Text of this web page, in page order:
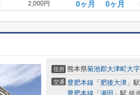
2,000円 0ヶ月 0ヶ月
住所 熊本県菊池郡大津町大
交通 豊肥本線 「 肥後大津 」
豊肥本線 「 瀬田 」駅 徒